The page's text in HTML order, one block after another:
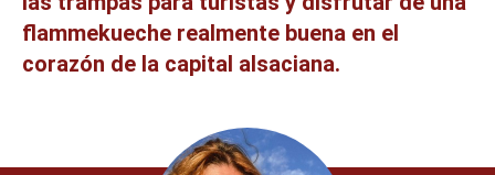
flammekueche realmente buena en el
corazón de la capital alsaciana.